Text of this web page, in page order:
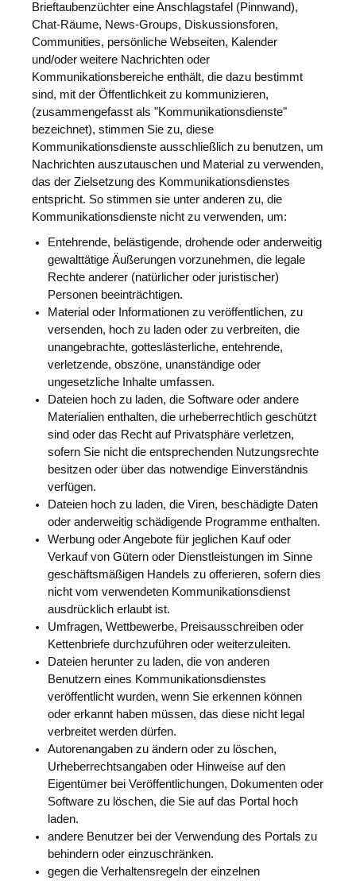
Brieftaubenzüchter eine Anschlagstafel (Pinnwand),
Chat-Räume, News-Groups, Diskussionsforen,
Communities, persönliche Webseiten, Kalender
und/oder weitere Nachrichten oder
Kommunikationsbereiche enthält, die dazu bestimmt
sind, mit der Öffentlichkeit zu kommunizieren,
(zusammengefasst als "Kommunikationsdienste"
bezeichnet), stimmen Sie zu, diese
Kommunikationsdienste ausschließlich zu benutzen, um
Nachrichten auszutauschen und Material zu verwenden,
das der Zielsetzung des Kommunikationsdienstes
entspricht. So stimmen sie unter anderen zu, die
Kommunikationsdienste nicht zu verwenden, um:
Entehrende, belästigende, drohende oder anderweitig
gewalttätige Äußerungen vorzunehmen, die legale
Rechte anderer (natürlicher oder juristischer)
Personen beeinträchtigen.
Material oder Informationen zu veröffentlichen, zu
versenden, hoch zu laden oder zu verbreiten, die
unangebrachte, gotteslästerliche, entehrende,
verletzende, obszöne, unanständige oder
ungesetzliche Inhalte umfassen.
Dateien hoch zu laden, die Software oder andere
Materialien enthalten, die urheberrechtlich geschützt
sind oder das Recht auf Privatsphäre verletzen,
sofern Sie nicht die entsprechenden Nutzungsrechte
besitzen oder über das notwendige Einverständnis
verfügen.
Dateien hoch zu laden, die Viren, beschädigte Daten
oder anderweitig schädigende Programme enthalten.
Werbung oder Angebote für jeglichen Kauf oder
Verkauf von Gütern oder Dienstleistungen im Sinne
geschäftsmäßigen Handels zu offerieren, sofern dies
nicht vom verwendeten Kommunikationsdienst
ausdrücklich erlaubt ist.
Umfragen, Wettbewerbe, Preisausschreiben oder
Kettenbriefe durchzuführen oder weiterzuleiten.
Dateien herunter zu laden, die von anderen
Benutzern eines Kommunikationsdienstes
veröffentlicht wurden, wenn Sie erkennen können
oder erkannt haben müssen, das diese nicht legal
verbreitet werden dürfen.
Autorenangaben zu ändern oder zu löschen,
Urheberrechtsangaben oder Hinweise auf den
Eigentümer bei Veröffentlichungen, Dokumenten oder
Software zu löschen, die Sie auf das Portal hoch
laden.
andere Benutzer bei der Verwendung des Portals zu
behindern oder einzuschränken.
gegen die Verhaltensregeln der einzelnen